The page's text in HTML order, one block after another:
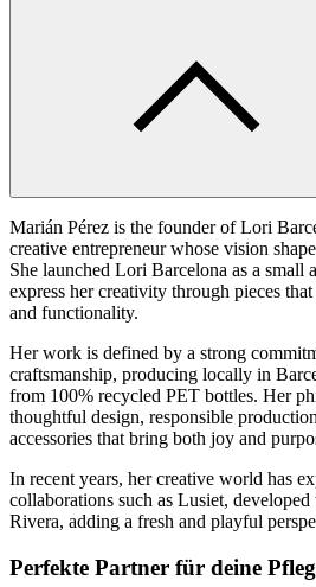
Marián Pérez is the founder of Lori
creative entrepreneur whose vision
She launched Lori Barcelona as a small
express her creativity through pieces
and functionality.
Her work is defined by a strong
craftsmanship, producing locally in
from 100% recycled PET bottles. Her
thoughtful design, responsible
accessories that bring both joy and
In recent years, her creative world has
collaborations such as Lusiet,
Rivera, adding a fresh and playful
Perfekte Partner für deine